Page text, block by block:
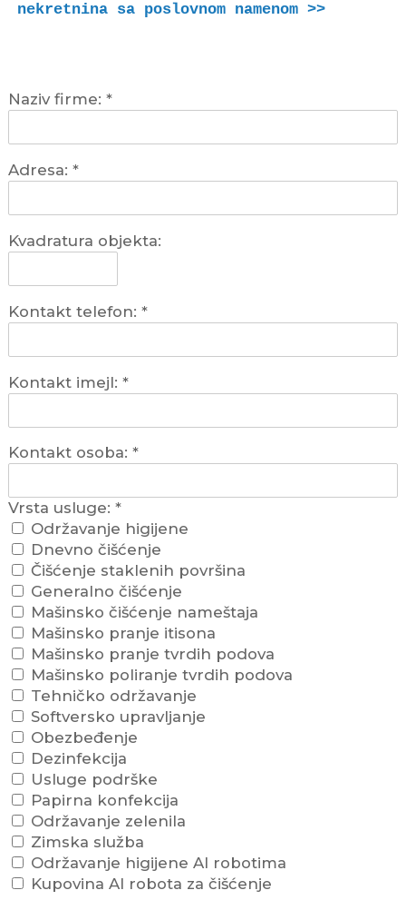
nekretnina sa poslovnom namenom >>
Naziv firme: *
Adresa: *
Kvadratura objekta:
Kontakt telefon: *
Kontakt imejl: *
Kontakt osoba: *
Vrsta usluge: *
Održavanje higijene
Dnevno čišćenje
Čišćenje staklenih površina
Generalno čišćenje
Mašinsko čišćenje nameštaja
Mašinsko pranje itisona
Mašinsko pranje tvrdih podova
Mašinsko poliranje tvrdih podova
Tehničko održavanje
Softversko upravljanje
Obezbeđenje
Dezinfekcija
Usluge podrške
Papirna konfekcija
Održavanje zelenila
Zimska služba
Održavanje higijene AI robotima
Kupovina AI robota za čišćenje